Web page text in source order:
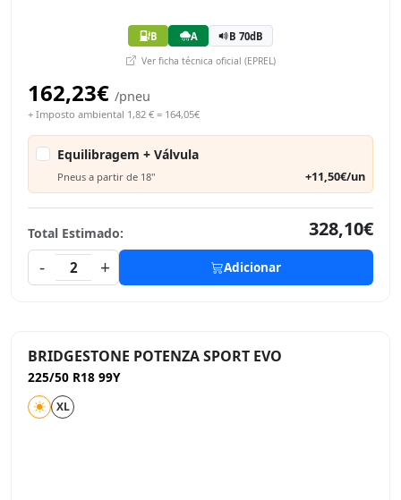
B A B 70dB
Ver ficha técnica oficial (EPREL)
162,23€ /pneu
+ Imposto ambiental 1,82 € = 164,05€
Equilibragem + Válvula
Pneus a partir de 18" +11,50€/un
Total Estimado:
328,10€
-
2 + Adicionar
BRIDGESTONE POTENZA SPORT EVO
225/50 R18 99Y
XL